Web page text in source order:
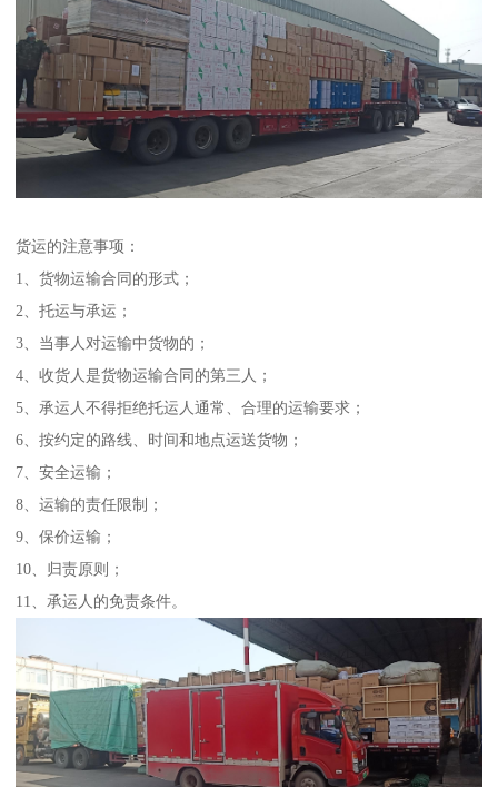
货运的注意事项：
1、货物运输合同的形式；
2、托运与承运；
3、当事人对运输中货物的；
4、收货人是货物运输合同的第三人；
5、承运人不得拒绝托运人通常、合理的运输要求；
6、按约定的路线、时间和地点运送货物；
7、安全运输；
8、运输的责任限制；
9、保价运输；
10、归责原则；
11、承运人的免责条件。